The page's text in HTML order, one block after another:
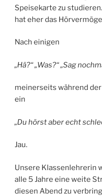
Speisekarte zu
hat eher das
Nach einigen
„Hä?“ „Was?“ „Sag
meinerseits während
ein
„Du hörst aber echt
Jau.
Unsere Klassenlehrerin
alle 5 Jahre eine weite
diesen Abend zu